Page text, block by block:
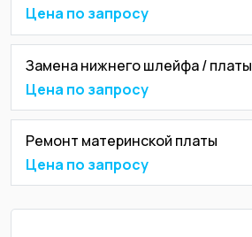
Цена по запросу
Замена нижнего шлейфа / платы
Цена по запросу
Ремонт материнской платы
Цена по запросу